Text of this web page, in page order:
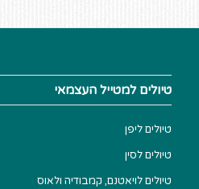
טיולים למטייל העצמאי
טיולים ליפן
טיולים לסין
טיולים לויאטנם, קמבודיה ולאוס